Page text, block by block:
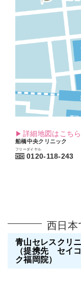
詳細地図はこちら
船橋中央クリニック
フリーダイヤル
0120-118-243
西日本
青山セレスクリ
（提携先 セイ
ク福岡院）